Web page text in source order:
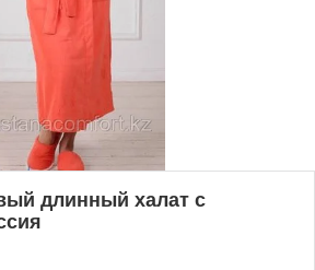
длинный халат с